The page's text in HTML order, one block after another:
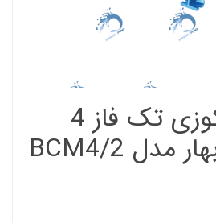
پمپ جت جکوزی تک فاز 4
اسب 2 اینچ بهار مدل BCM4/2